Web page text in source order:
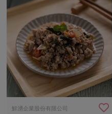
鮮湧企業股份有限公司